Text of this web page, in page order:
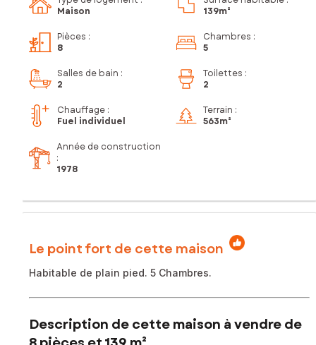
Maison
139m²
Pièces :
8
Chambres :
5
Salles de bain :
2
Toilettes :
2
Chauffage :
Fuel individuel
Terrain :
563m²
Année de construction
:
1978
Le point fort de cette maison
Habitable de plain pied. 5 Chambres.
Description de cette maison à vendre de